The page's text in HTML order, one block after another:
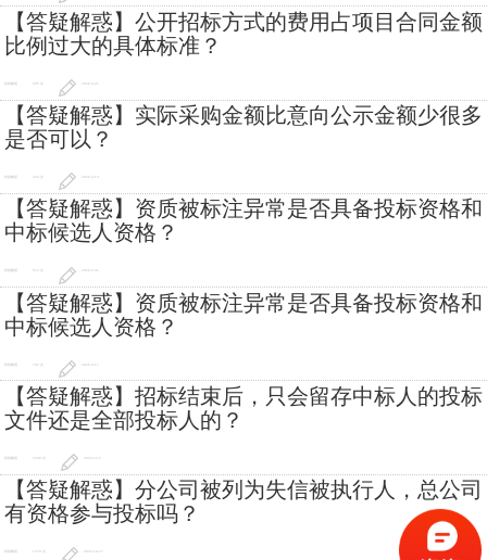
【答疑解惑】公开招标方式的费用占项目合同金额
比例过大的具体标准？
答疑解惑 505 次 2026-4-21
【答疑解惑】实际采购金额比意向公示金额少很多
是否可以？
答疑解惑 433 次 2026-4-14
【答疑解惑】资质被标注异常是否具备投标资格和
中标候选人资格？
答疑解惑 519 次 2026-3-31
【答疑解惑】资质被标注异常是否具备投标资格和
中标候选人资格？
答疑解惑 702 次 2026-3-17
【答疑解惑】招标结束后，只会留存中标人的投标
文件还是全部投标人的？
答疑解惑 1838 次 2025-11-5
【答疑解惑】分公司被列为失信被执行人，总公司
有资格参与投标吗？
答疑解惑 1379 次 2025-10-27